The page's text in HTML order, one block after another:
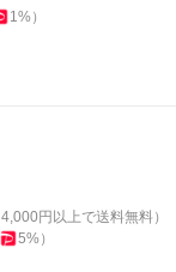
1%）
4,000 円以上で送料無料）
5%）